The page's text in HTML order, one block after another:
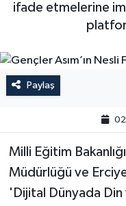
ifade etmelerine
Paylaş
Milli Eğitim
Müdürlüğü ve
'Dijital Dünyada Din